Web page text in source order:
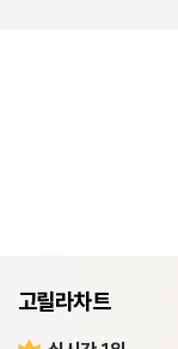
고릴라차트